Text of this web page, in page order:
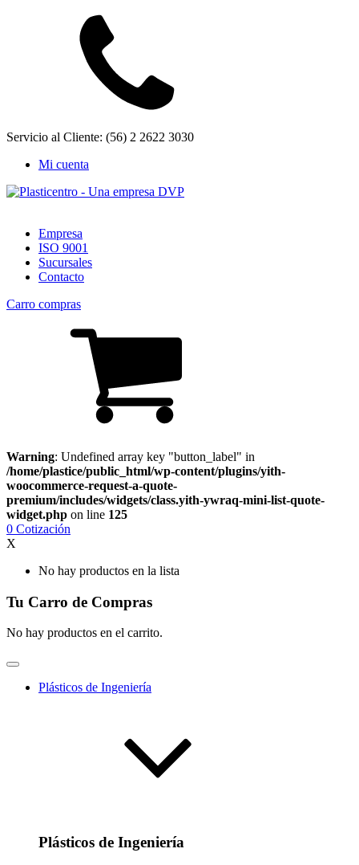
Servicio al Cliente: (56) 2 2622 3030
Mi cuenta
Empresa
ISO 9001
Sucursales
Contacto
Carro compras
Warning: Undefined array key "button_label" in
/home/plastice/public_html/wp-content/plugins/yith-
woocommerce-request-a-quote-
premium/includes/widgets/class.yith-ywraq-mini-list-quote-
widget.php on line 125
0 Cotización
X
No hay productos en la lista
Tu Carro de Compras
No hay productos en el carrito.
Plásticos de Ingeniería
Plásticos de Ingeniería